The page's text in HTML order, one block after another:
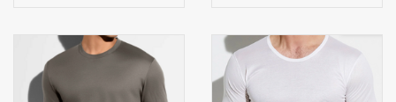
Jacht en Zeilboten ,
handdoeken